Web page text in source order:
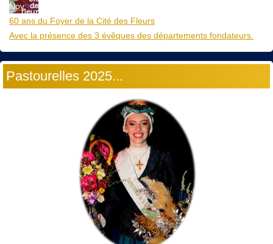
Nov
60 ans du Foyer de la Cité des Fleurs
Avec la présence des 3 évêques des départements fondateurs.
Pastourelles 2025...